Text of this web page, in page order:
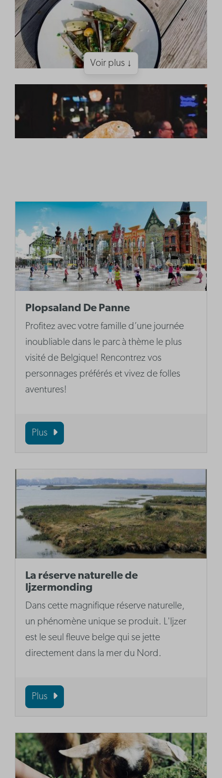
Voir plus ↓
Plopsaland De Panne
Profitez avec votre famille d’une journée
inoubliable dans le parc à thème le plus
visité de Belgique! Rencontrez vos
personnages préférés et vivez de folles
aventures!
Plus
La réserve naturelle de
Ijzermonding
Dans cette magnifique réserve naturelle,
un phénomène unique se produit. L'Ijzer
est le seul fleuve belge qui se jette
directement dans la mer du Nord.
Plus